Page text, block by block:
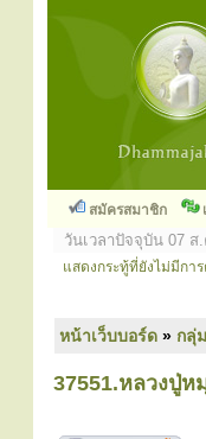
สมัครสมาชิก
วันเวลาปัจจุบัน 07 ส
แสดงกระทู้ที่ยังไม่มีกา
หน้าเว็บบอร์ด » กลุ่
37551.หลวงปู่